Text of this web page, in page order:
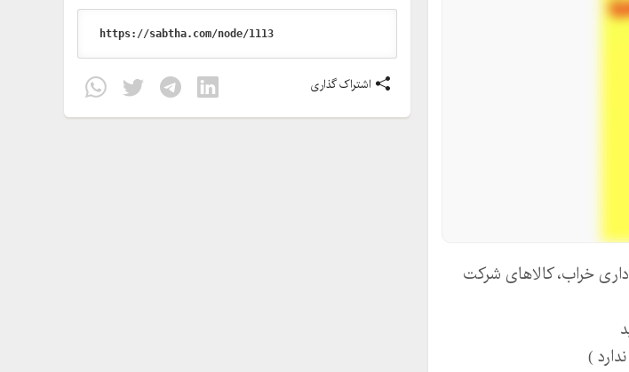
خراب، کالاهای شرکت
)
اشتراک گذاری